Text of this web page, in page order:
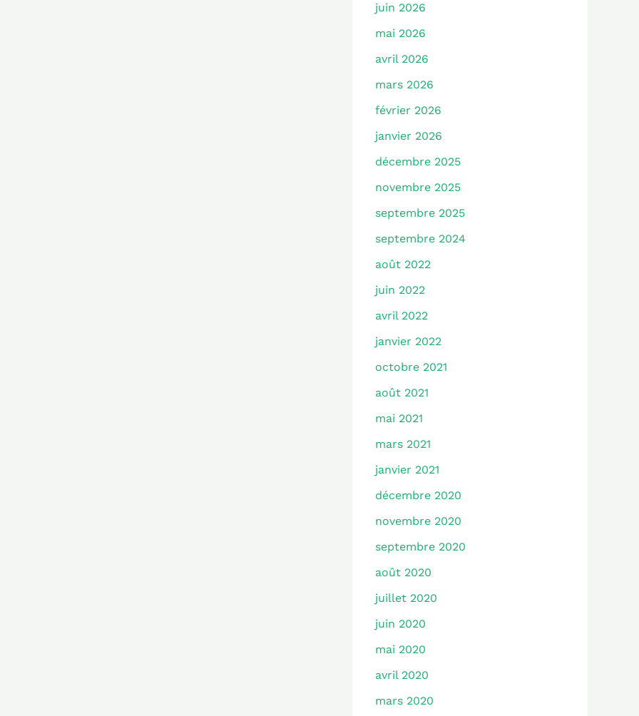
juin 2026
mai 2026
avril 2026
mars 2026
février 2026
janvier 2026
décembre 2025
novembre 2025
septembre 2025
septembre 2024
août 2022
juin 2022
avril 2022
janvier 2022
octobre 2021
août 2021
mai 2021
mars 2021
janvier 2021
décembre 2020
novembre 2020
septembre 2020
août 2020
juillet 2020
juin 2020
mai 2020
avril 2020
mars 2020